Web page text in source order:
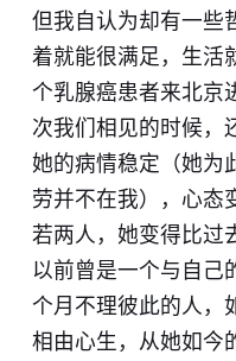
但我自认为却有一些
着就能很满足，生活
个乳腺癌患者来北京
次我们相见的时候，
她的病情稳定（她为
劳并不在我），心态
若两人，她变得比过
以前曾是一个与自己
个月不理彼此的人，
相由心生，从她如今